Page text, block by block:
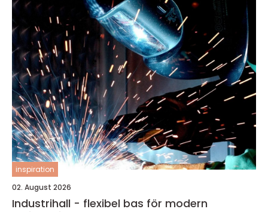
inspiration
02. August 2026
Industrihall - flexibel bas för modern